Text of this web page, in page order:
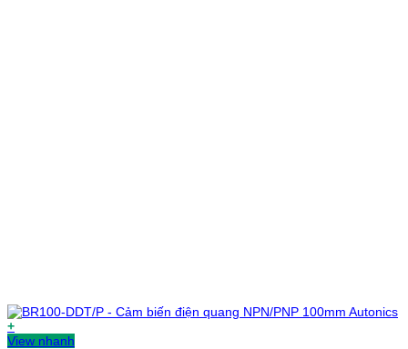
+
View nhanh